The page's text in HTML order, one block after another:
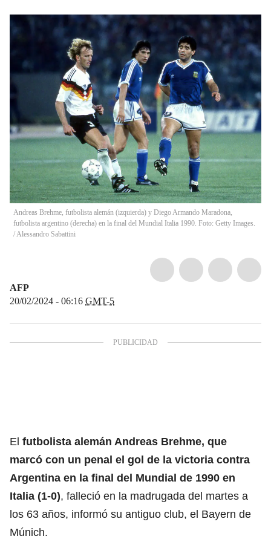
Andreas Brehme, futbolista alemán (izquierda) y Diego Armando Maradona,
futbolista argentino (derecha) en la final del Mundial Italia 1990. Foto: Getty Images.
/Alessandro Sabattini
AFP
20/02/2024 - 06:16 GMT-5
El futbolista alemán Andreas Brehme, que
marcó con un penal el gol de la victoria contra
Argentina en la final del Mundial de 1990 en
Italia (1-0), falleció en la madrugada del martes a
los 63 años, informó su antiguo club, el Bayern de
Múnich.